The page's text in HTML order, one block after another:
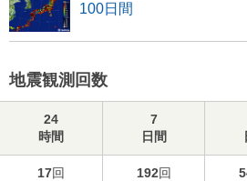
100日間
地震観測回数
24
時間
7
日間
17回 192回